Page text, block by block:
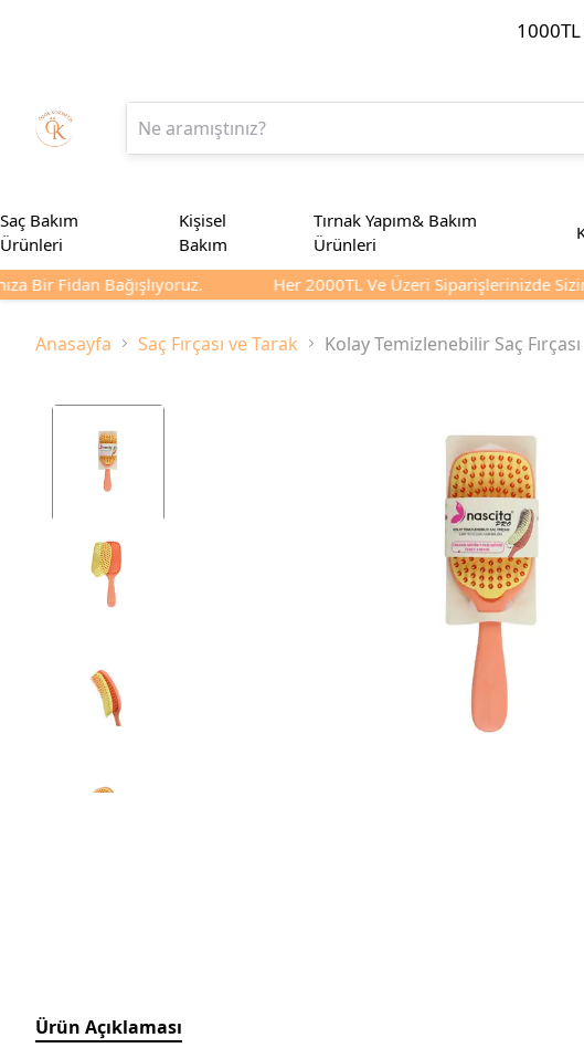
1000TL
Saç Bakım
Ürünleri
Kişisel
Bakım
Tırnak Yapım& Bakım
Ürünleri
Bir Fidan Bağışlıyoruz. Her 2000TL Ve Üzeri Siparişlerinizde
Anasayfa Saç Fırçası ve Tarak Kolay Temizlenebilir Saç Fırçası
Ürün Açıklaması